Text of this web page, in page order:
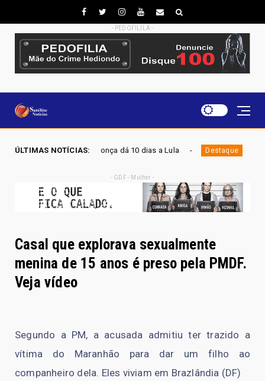
- PEDOFILILA -
ÚLTIMAS NOTÍCIAS:
Mendonça dá 10 dias a Lula Destaque ELEIÇÕES 2026 -
- GDF - Mulher -
Casal que explorava sexualmente
menina de 15 anos é preso pela PMDF.
Veja vídeo
Segundo a PM, a acusada admitiu ter trazido a
vítima do Maranhão para dar um filho ao
companheiro dela. Eles viviam em Brazlândia (DF)